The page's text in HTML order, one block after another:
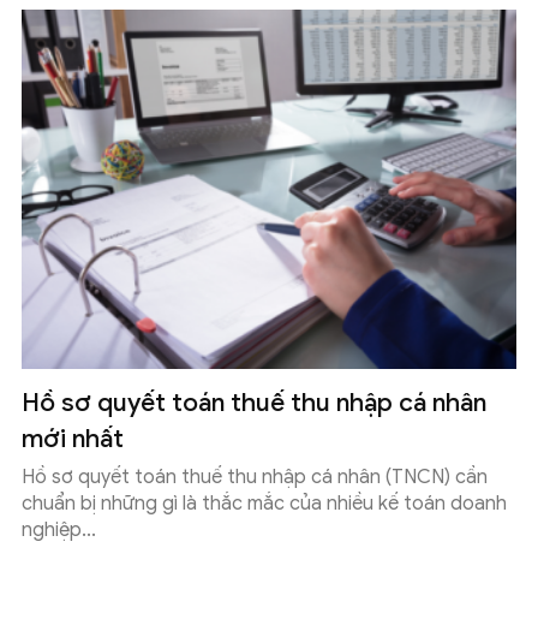
Hồ sơ quyết toán thuế thu nhập cá nhân
mới nhất
Hồ sơ quyết toán thuế thu nhập cá nhân (TNCN) cần
chuẩn bị những gì là thắc mắc của nhiều kế toán doanh
nghiệp...